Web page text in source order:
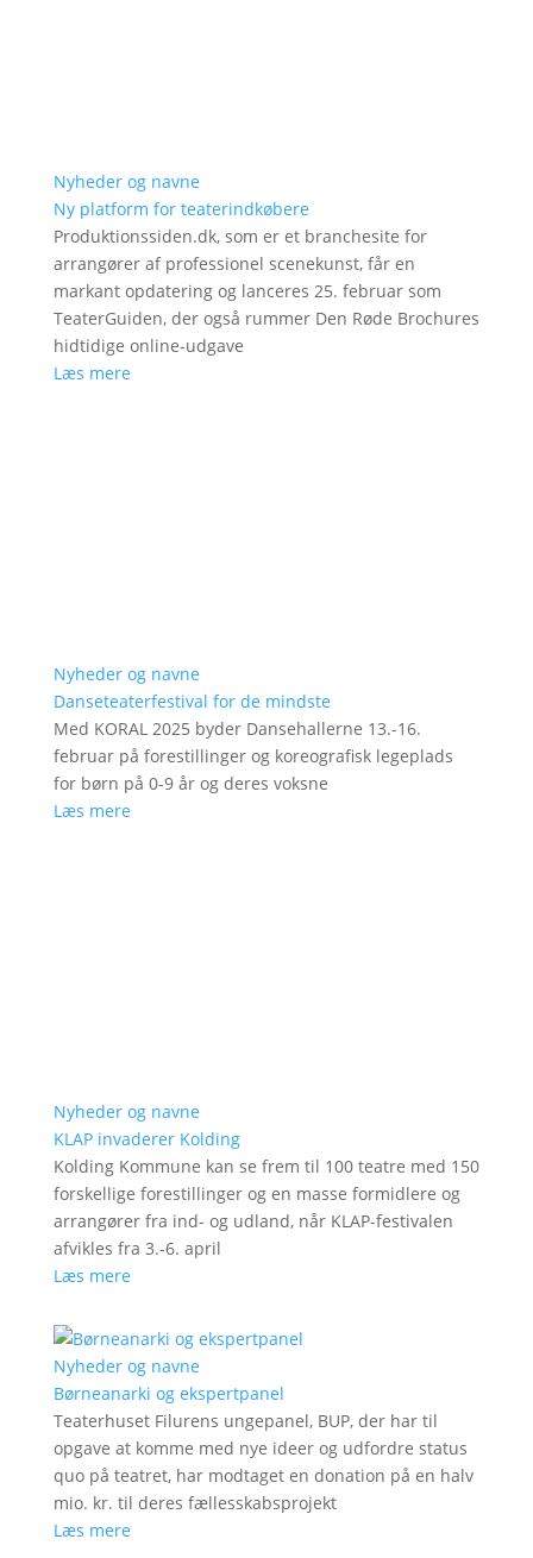
Nyheder og navne
Ny platform for teaterindkøbere
Produktionssiden.dk, som er et branchesite for
arrangører af professionel scenekunst, får en
markant opdatering og lanceres 25. februar som
TeaterGuiden, der også rummer Den Røde Brochures
hidtidige online-udgave
Læs mere
Nyheder og navne
Danseteaterfestival for de mindste
Med KORAL 2025 byder Dansehallerne 13.-16.
februar på forestillinger og koreografisk legeplads
for børn på 0-9 år og deres voksne
Læs mere
Nyheder og navne
KLAP invaderer Kolding
Kolding Kommune kan se frem til 100 teatre med 150
forskellige forestillinger og en masse formidlere og
arrangører fra ind- og udland, når KLAP-festivalen
afvikles fra 3.-6. april
Læs mere
Nyheder og navne
Børneanarki og ekspertpanel
Teaterhuset Filurens ungepanel, BUP, der har til
opgave at komme med nye ideer og udfordre status
quo på teatret, har modtaget en donation på en halv
mio. kr. til deres fællesskabsprojekt
Læs mere